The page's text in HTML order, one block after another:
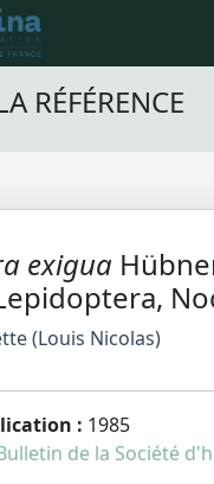
RÉFÉRENCE
exigua
(Louis Nicolas)
: 1985
de la Société